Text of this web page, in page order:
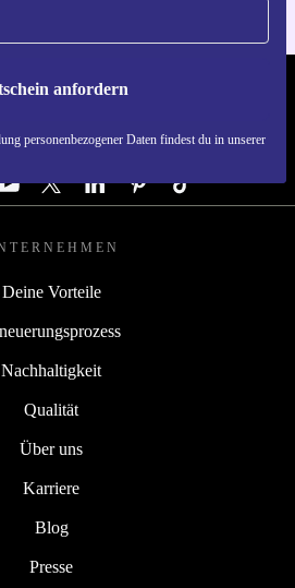
anfordern
personenbezogener Daten findest du in unserer
- RETHINK NEW.
FOLGE UNS
Deine Vorteile
Nachhaltigkeit
Qualität
Über uns
Karriere
Blog
Presse